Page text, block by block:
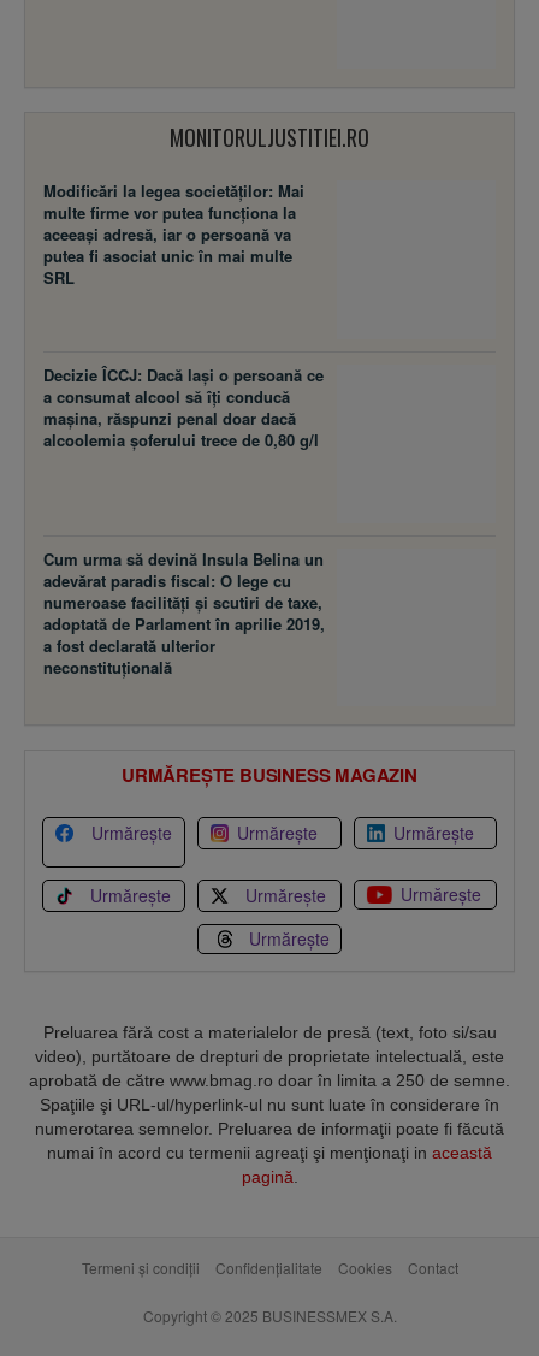
MONITORULJUSTITIEI.RO
Modificări la legea societăţilor: Mai
multe firme vor putea funcţiona la
aceeaşi adresă, iar o persoană va
putea fi asociat unic în mai multe
SRL
Decizie ÎCCJ: Dacă laşi o persoană ce
a consumat alcool să îţi conducă
maşina, răspunzi penal doar dacă
alcoolemia şoferului trece de 0,80 g/l
Cum urma să devină Insula Belina un
adevărat paradis fiscal: O lege cu
numeroase facilităţi şi scutiri de taxe,
adoptată de Parlament în aprilie 2019,
a fost declarată ulterior
neconstituţională
URMĂREȘTE BUSINESS MAGAZIN
Urmărește Urmărește Urmărește
Urmărește Urmărește
Urmărește
Urmărește
Preluarea fără cost a materialelor de presă (text, foto si/sau
video), purtătoare de drepturi de proprietate intelectuală, este
aprobată de către www.bmag.ro doar în limita a 250 de semne.
Spaţiile şi URL-ul/hyperlink-ul nu sunt luate în considerare în
numerotarea semnelor. Preluarea de informaţii poate fi făcută
numai în acord cu termenii agreaţi şi menţionaţi in această
pagină
Termeni și condiții Confidențialitate Cookies Contact
Copyright © 2025 BUSINESSMEX S.A.